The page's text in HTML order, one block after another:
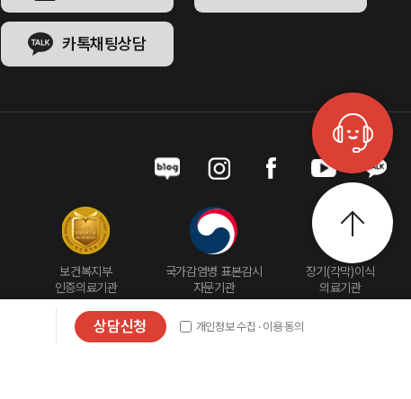
게시판 문의
개인정보 수집 · 이용 동의
상담신청
카톡채팅상담
보건복지부
인증의료기관
국가감염병 표본감시
자문기관
장기(각막)이식
의료기관